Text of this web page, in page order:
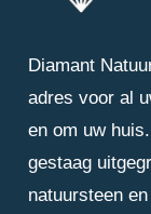
Diamant
adres voor al
en om uw
gestaag
natuursteen